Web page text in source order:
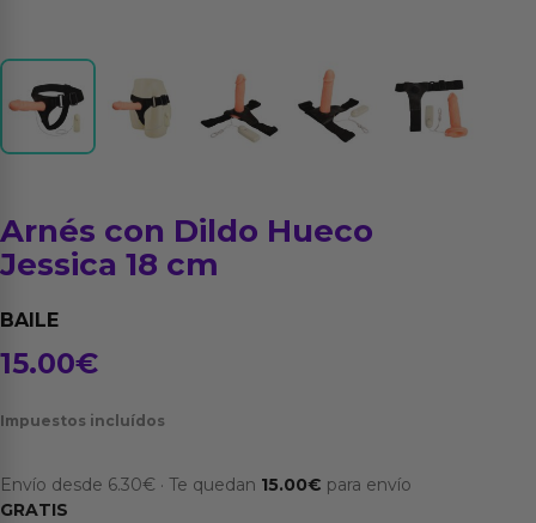
Arnés con Dildo Hueco
Jessica 18 cm
BAILE
15.00€
Impuestos incluídos
Envío desde 6.30€ · Te quedan 15.00€ para envío
GRATIS